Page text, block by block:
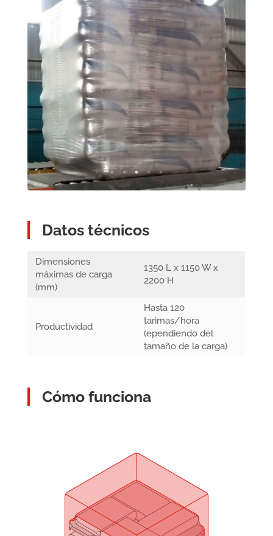
Datos técnicos
Dimensiones
máximas de carga
(mm)
1350 L x 1150 W x
2200 H
Productividad
Hasta 120
tarimas/hora
(ependiendo del
tamaño de la carga)
Cómo funciona